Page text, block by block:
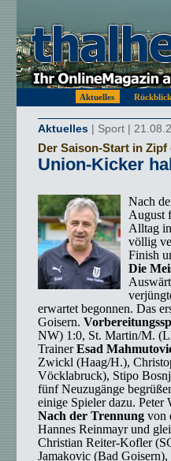
Aktuelles
Aktuelles | Sport |
Der Saison-Start in Zipf
Union-Kicker
Nach
August
Alltag
völlig
Finish
Die
erwartet begonnen. Das
Goisern.
NW) 1:0, St. Martin/M.
TrainerEsad
Zwickl (Haag/H.),
Vöcklabruck), Stipo
fünf Neuzugänge
einige Spieler dazu.
Nach der Trennung von
Hannes Reinmayr und
Christian Reiter-Kofler
Jamakovic (Bad